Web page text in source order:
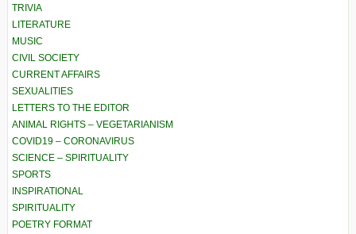
TRIVIA
LITERATURE
MUSIC
CIVIL SOCIETY
CURRENT AFFAIRS
SEXUALITIES
LETTERS TO THE EDITOR
ANIMAL RIGHTS – VEGETARIANISM
COVID19 – CORONAVIRUS
SCIENCE – SPIRITUALITY
SPORTS
INSPIRATIONAL
SPIRITUALITY
POETRY FORMAT